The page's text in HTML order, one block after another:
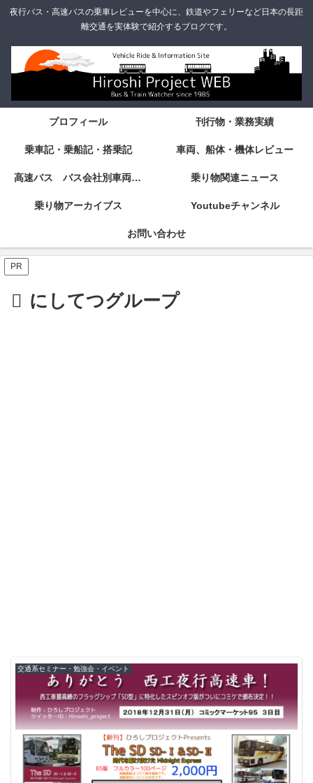
夜行バス・高速バスの乗車レビューを中心に、鉄道やフェリーなど日本の長距
離交通を実体験で紹介するブログです。
プロフィール 刊行物・業務実績
乗車記・乗船記・搭乗記 車両、船体・機体レビュー
高速バス バス会社別車両・設備・シート紹介 乗り物関連ニュース
乗り物アーカイブス Youtubeチャンネル
お問い合わせ
PR
にしてつグループ
交通系セミナー・勉強会・イベント